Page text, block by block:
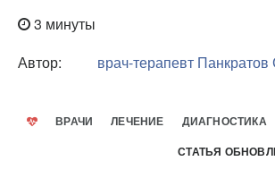
3 минуты
Автор:
врач-терапевт Панкратов
ВРАЧИ ЛЕЧЕНИЕ ДИАГНОСТИКА
СТАТЬЯ